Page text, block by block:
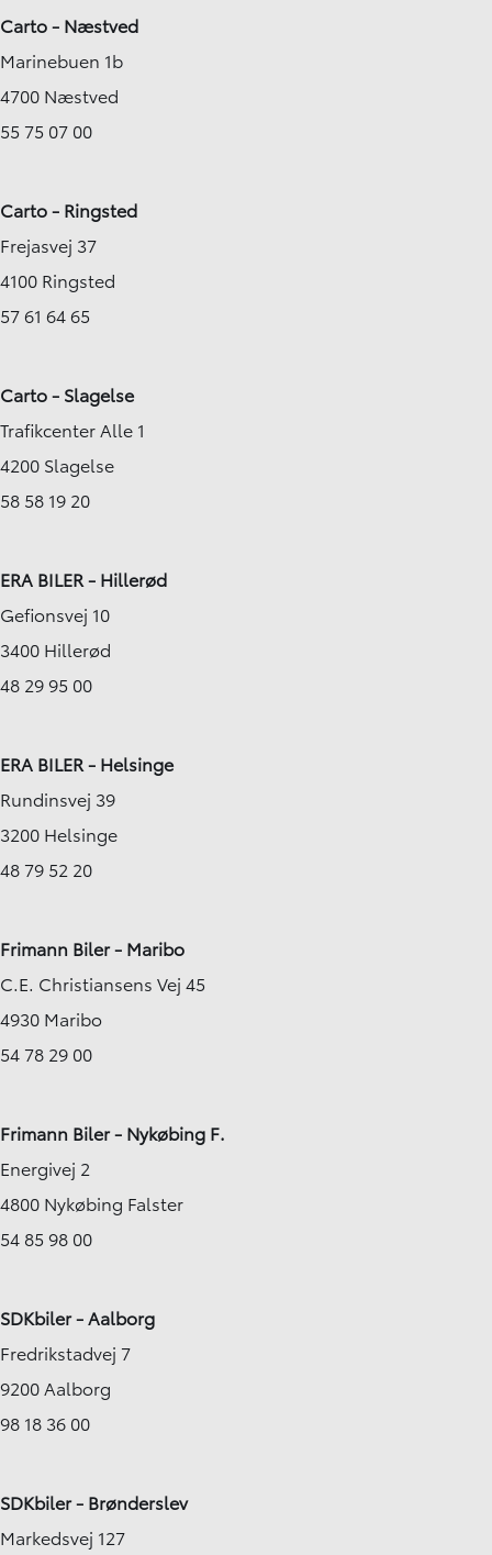
Carto - Næstved
Marinebuen 1b
4700 Næstved
55 75 07 00
Carto - Ringsted
Frejasvej 37
4100 Ringsted
57 61 64 65
Carto - Slagelse
Trafikcenter Alle 1
4200 Slagelse
58 58 19 20
ERA BILER - Hillerød
Gefionsvej 10
3400 Hillerød
48 29 95 00
ERA BILER - Helsinge
Rundinsvej 39
3200 Helsinge
48 79 52 20
Frimann Biler - Maribo
C.E. Christiansens Vej 45
4930 Maribo
54 78 29 00
Frimann Biler - Nykøbing F.
Energivej 2
4800 Nykøbing Falster
54 85 98 00
SDKbiler - Aalborg
Fredrikstadvej 7
9200 Aalborg
98 18 36 00
SDKbiler - Brønderslev
Markedsvej 127